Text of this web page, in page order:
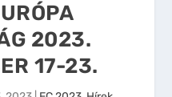
2023.
17-23.